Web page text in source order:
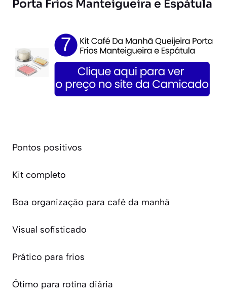
Porta Frios Manteigueira e Espátula
Pontos positivos
Kit completo
Boa organização para café da manhã
Visual sofisticado
Prático para frios
Ótimo para rotina diária